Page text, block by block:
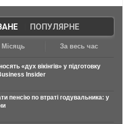
| ПОПУЛЯРНЕ
Місяць За весь час
«дух вікінгів» у підготовку
Insider
пенсію по втраті годувальника: у